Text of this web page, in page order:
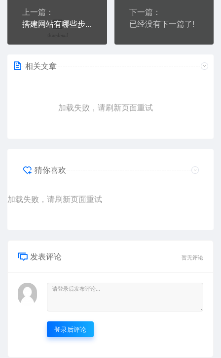
上一篇：
搭建网站有哪些步骤？先明确性质、用户群体及功能架构
下一篇：
已经没有下一篇了!
相关文章
加载失败，请刷新页面重试
猜你喜欢
加载失败，请刷新页面重试
发表评论 暂无评论
登录后评论